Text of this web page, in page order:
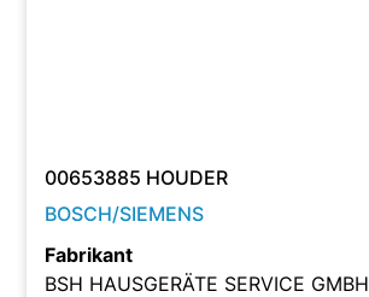
00653885 HOUDER
BOSCH/SIEMENS
Fabrikant
BSH HAUSGERÄTE SERVICE GMBH